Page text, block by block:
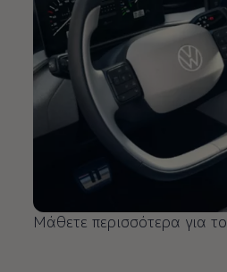
Μάθετε περισσότερα για το